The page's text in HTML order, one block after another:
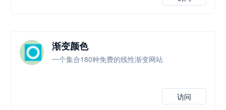
渐变颜色
一个集合180种免费的线性渐变网站
访问